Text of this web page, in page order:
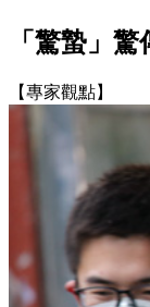
「驚蟄」
【專家觀點】